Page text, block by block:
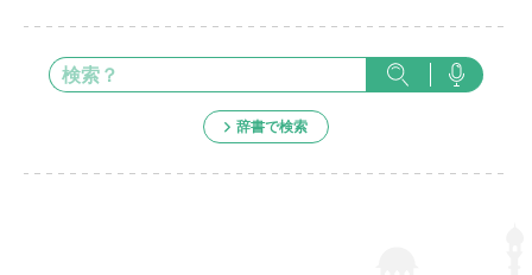
辞書で検索